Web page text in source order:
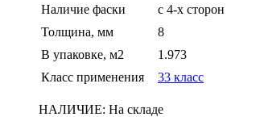
Наличие фаски
с 4-х сторон
Толщина, мм
8
В упаковке, м2
1.973
Класс применения
33 класс
НАЛИЧИЕ: На складе